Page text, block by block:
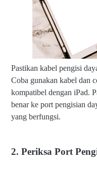
Pastikan kabel pengisi
Coba gunakan kabel dan
kompatibel dengan iPad.
benar ke port pengisian
yang berfungsi.
2. Periksa Port